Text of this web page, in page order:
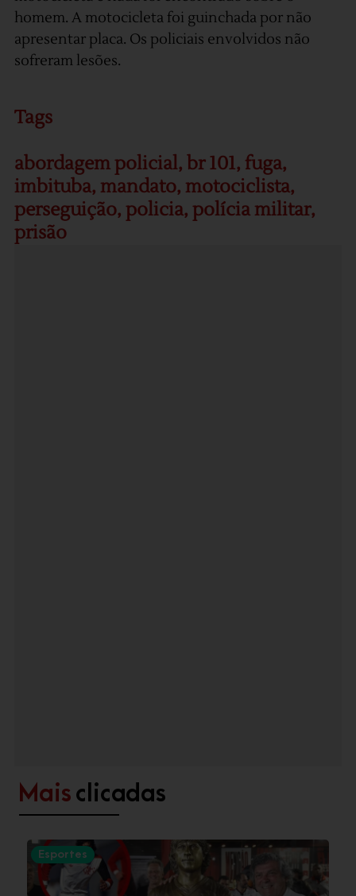
homem. A motocicleta foi guinchada por não
apresentar placa. Os policiais envolvidos não
sofreram lesões.
Tags
abordagem policial, br 101, fuga,
imbituba, mandato, motociclista,
perseguição, policia, polícia militar,
prisão
Mais clicadas
Esportes